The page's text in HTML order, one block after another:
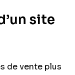
site
de vente plus